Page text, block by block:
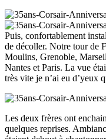
Puis, confortablement
de décoller. Notre tour de
Moulins, Grenoble,
Nantes et Paris. La vue
très vite je n’ai eu d’yeux
Les deux frères ont
quelques reprises.